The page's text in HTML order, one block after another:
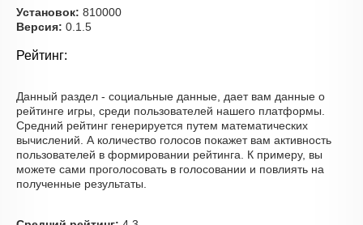
Установок: 810000
Версия: 0.1.5
Рейтинг:
Данный раздел - социальные данные, дает вам данные о
рейтинге игры, среди пользователей нашего платформы.
Средний рейтинг генерируется путем математических
вычислений. А количество голосов покажет вам активность
пользователей в формировании рейтинга. К примеру, вы
можете сами проголосовать в голосовании и повлиять на
полученные результаты.